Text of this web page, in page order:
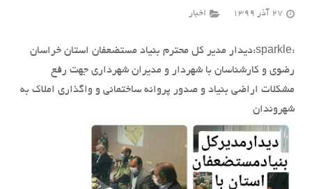
27 آذر 1399 اخبار
:sparkle:دیدار مدیر کل محترم بنیاد مستضعفان استان خراسان
رضوی و کارشناسان با شهردار و مدیران شهرداری جهت رفع
مشکلات اراضی بنیاد و صدور پروانه ساختمانی و واگذاری املاک به
شهروندان